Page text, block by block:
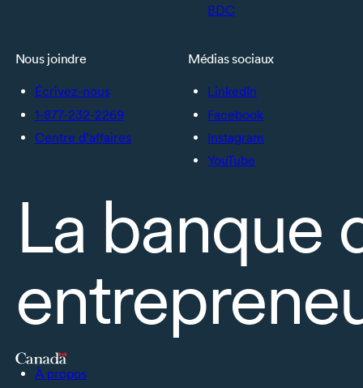
BDC
Nous joindre
Écrivez-nous
1-877-232-2269
Centre d’affaires
Médias sociaux
LinkedIn
Facebook
Instagram
YouTube
La banque
À propos